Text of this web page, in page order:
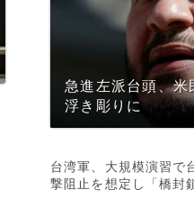
急進左派台頭、
浮き彫りに
台湾軍、大規模演習で
撃阻止を想定し「橋封